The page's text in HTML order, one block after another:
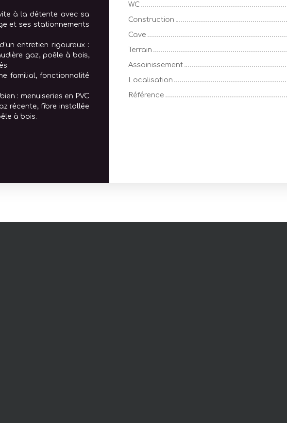
à la détente avec sa
et ses stationnements
entretien rigoureux :
gaz, poêle à bois,
familial, fonctionnalité
: menuiseries en PVC
récente, fibre installée
à bois.
WC
Construction
Cave
Terrain
Assainissement
Localisation
Référence